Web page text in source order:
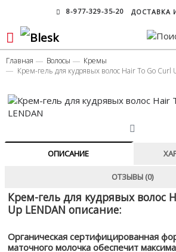
8-977-329-35-20 ДОСТАВКА
Главная Волосы
Кремы
Крем-гель для кудрявых волос Hair To Go Curl
ОПИСАНИЕ
ОТЗЫВЫ (0)
Крем-гель для кудрявых волос
Up LENDAN описание:
Органическая сертифицированная
маточного молочка обеспечит